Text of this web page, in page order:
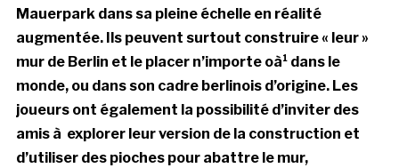
Mauerpark dans sa pleine échelle en réalité
augmentée. Ils peuvent surtout construire « leur »
mur de Berlin et le placer n’importe oà¹ dans le
monde, ou dans son cadre berlinois d’origine. Les
joueurs ont également la possibilité d’inviter des
amis à explorer leur version de la construction et
d’utiliser des pioches pour abattre le mur,